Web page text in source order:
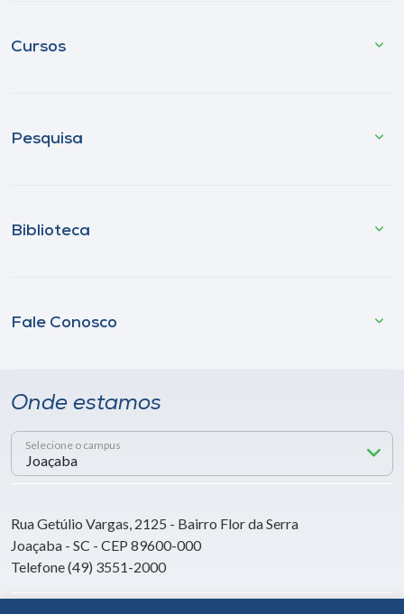
Cursos
Pesquisa
Biblioteca
Fale Conosco
Onde estamos
Selecione o campus
Rua Getúlio Vargas, 2125 - Bairro Flor da Serra
Joaçaba - SC - CEP 89600-000
Telefone (49) 3551-2000